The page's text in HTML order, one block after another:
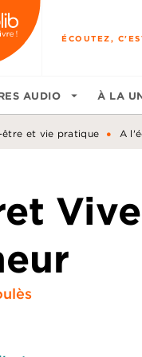
ÉCOUTEZ,
AUDIO arrow_drop_down À LA
être et vie pratique • A